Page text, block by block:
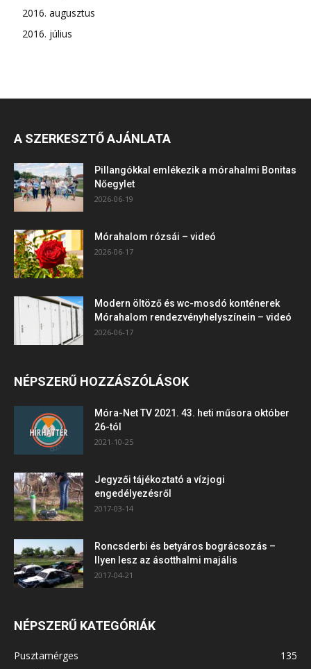
2016. augusztus
2016. július
A SZERKESZTŐ AJÁNLATA
Pillangókkal emlékezik a mórahalmi Bonitas
Nőegylet
2026-06-19
Mórahalom rózsái – videó
2026-06-17
Modern öltöző és wc-mosdó konténerek
Mórahalom rendezvényhelyszínein – videó
2026-06-17
NÉPSZERŰ HOZZÁSZÓLÁSOK
Móra-Net TV 2021. 43. heti műsora október
26-tól
2021-10-25
Jegyzői tájékoztató a vízjogi
engedélyezésről
2017-03-14
Roncsderbi és betyáros bográcsozás –
Ilyen lesz az ásotthalmi majális
2017-04-21
NÉPSZERŰ KATEGÓRIÁK
Pusztamérges
135